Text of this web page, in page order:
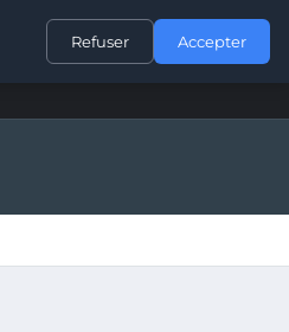
CONTACT
Refuser Accepter